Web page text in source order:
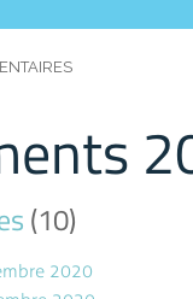
(10)
2020